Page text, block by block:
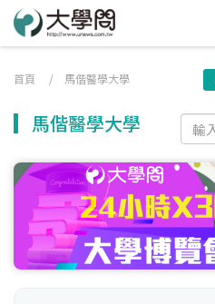
首頁 / 馬偕醫學大學
馬偕醫學大學